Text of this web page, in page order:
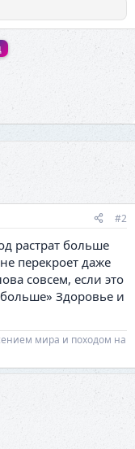
#2
растрат больше
перекроет даже
совсем, если это
Здоровье и
мира и походом на